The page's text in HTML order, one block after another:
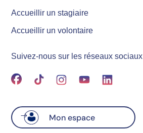
Accueillir un stagiaire
Accueillir un volontaire
Suivez-nous sur les réseaux sociaux
Mon espace